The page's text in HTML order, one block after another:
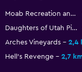
Salud y seguridad
Limpieza diaria
Botiquín de primeros
Moab Recreation and Aquatic Center
Daughters of Utah Pioneers Museum
Arches Vineyards
2,4
Hell's Revenge
2,7